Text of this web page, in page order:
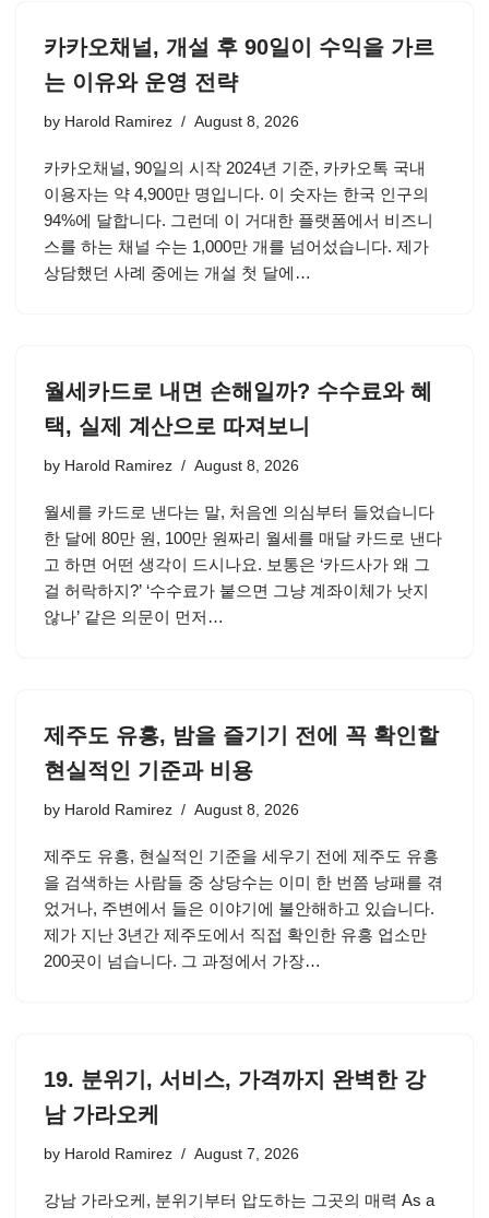
카카오채널, 개설 후 90일이 수익을 가르
는 이유와 운영 전략
by Harold Ramirez August 8, 2026
카카오채널, 90일의 시작 2024년 기준, 카카오톡 국내
이용자는 약 4,900만 명입니다. 이 숫자는 한국 인구의
94%에 달합니다. 그런데 이 거대한 플랫폼에서 비즈니
스를 하는 채널 수는 1,000만 개를 넘어섰습니다. 제가
상담했던 사례 중에는 개설 첫 달에…
월세카드로 내면 손해일까? 수수료와 혜
택, 실제 계산으로 따져보니
by Harold Ramirez August 8, 2026
월세를 카드로 낸다는 말, 처음엔 의심부터 들었습니다
한 달에 80만 원, 100만 원짜리 월세를 매달 카드로 낸다
고 하면 어떤 생각이 드시나요. 보통은 ‘카드사가 왜 그
걸 허락하지?’ ‘수수료가 붙으면 그냥 계좌이체가 낫지
않나’ 같은 의문이 먼저…
제주도 유흥, 밤을 즐기기 전에 꼭 확인할
현실적인 기준과 비용
by Harold Ramirez August 8, 2026
제주도 유흥, 현실적인 기준을 세우기 전에 제주도 유흥
을 검색하는 사람들 중 상당수는 이미 한 번쯤 낭패를 겪
었거나, 주변에서 들은 이야기에 불안해하고 있습니다.
제가 지난 3년간 제주도에서 직접 확인한 유흥 업소만
200곳이 넘습니다. 그 과정에서 가장…
19. 분위기, 서비스, 가격까지 완벽한 강
남 가라오케
by Harold Ramirez August 7, 2026
강남 가라오케, 분위기부터 압도하는 그곳의 매력 As a